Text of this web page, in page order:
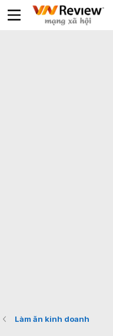
Làm ăn kinh doanh